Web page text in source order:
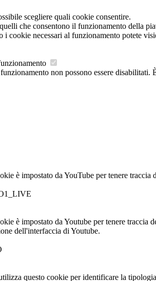
scegliere quali cookie consentire.
che consentono il funzionamento della
i cookie necessari al funzionamento potete
non possono essere
è impostato da YouTube per tenere
è impostato da Youtube per tenere
dell'interfaccia di Youtube.
questo cookie per identificare la